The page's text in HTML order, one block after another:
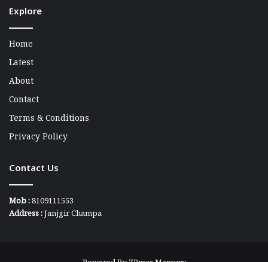
Explore
Home
Latest
About
Contact
Terms & Conditions
Privacy Policy
Contact Us
Mob :8109111553
Address :Janjgir Champa